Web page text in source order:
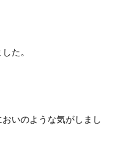
た。
いのような気がしまし